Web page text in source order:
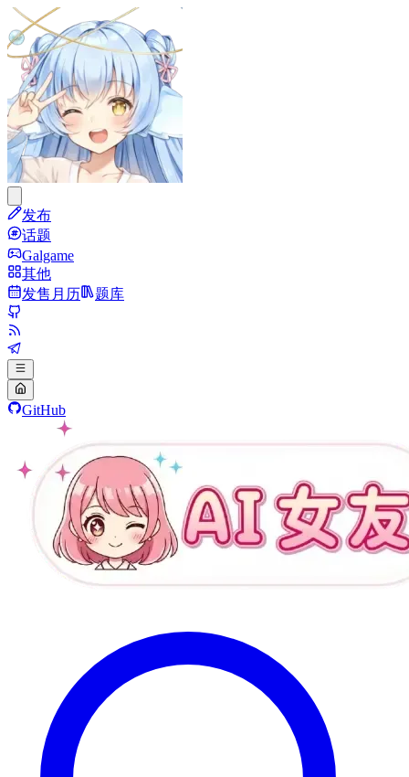
发布
话题
Galgame
其他
发售月历
题库
GitHub